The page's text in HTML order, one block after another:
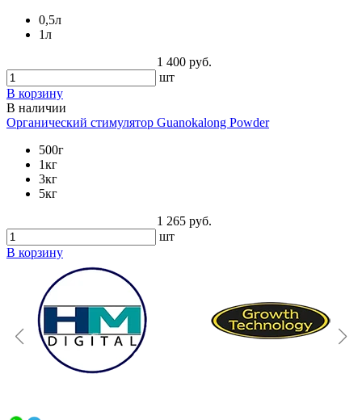
0,5л
1л
1 400 руб.
шт
В корзину
В наличии
Органический стимулятор Guanokalong Powder
500г
1кг
3кг
5кг
1 265 руб.
шт
В корзину